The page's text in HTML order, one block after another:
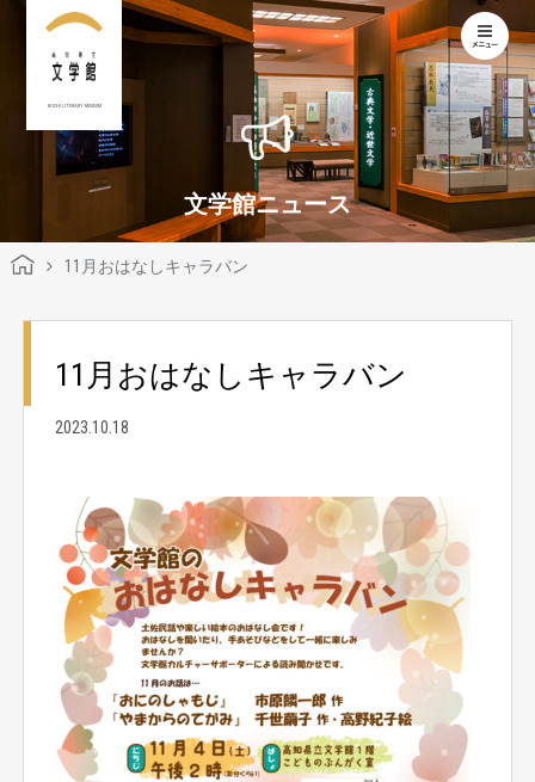
KOCHI LITERARY MUSEUM
文学館ニュース
11月おはなしキャラバン
11月おはなしキャラバン
2023.10.18